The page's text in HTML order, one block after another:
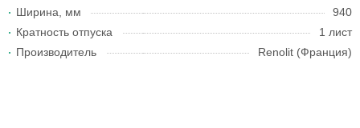
Ширина, мм
940
Кратность отпуска
1 лист
Производитель
Renolit (Франция)